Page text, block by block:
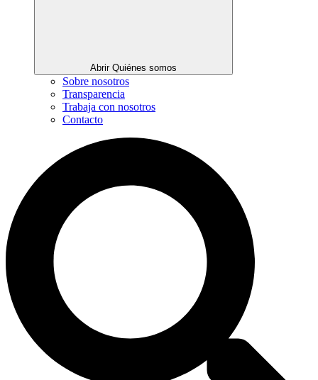
Abrir Quiénes somos
Sobre nosotros
Transparencia
Trabaja con nosotros
Contacto